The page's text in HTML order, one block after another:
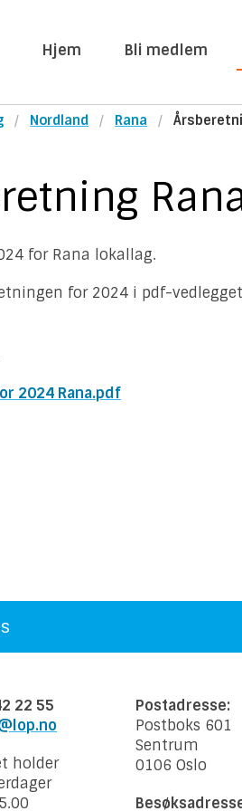
Hjem Bli medlem
Nordland Rana
for Rana lokallag.
for 2024 i pdf-
2024 Rana.pdf
22 55
holder
Postadresse:
Postboks 601
Sentrum
0106 Oslo